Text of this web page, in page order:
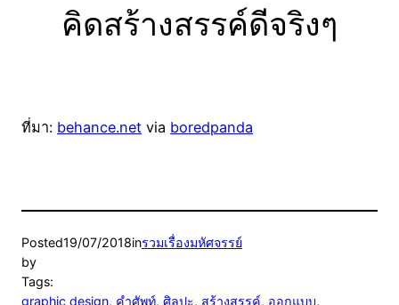
คิดสร้างสรรค์ดีจริงๆ
ที่มา: behance.net via boredpanda
Posted19/07/2018inรวมเรื่องมหัศจรรย์
by
Tags:
graphic design, คำศัพท์, ศิลปะ, สร้างสรรค์, ออกแบบ